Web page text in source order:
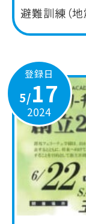
避難訓練（
登録日
5/17
2024